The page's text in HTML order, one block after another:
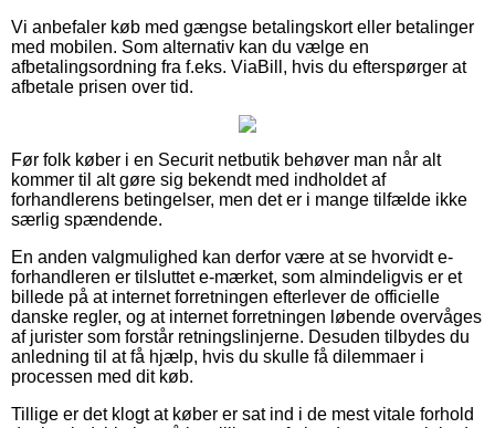
Vi anbefaler køb med gængse betalingskort eller betalinger
med mobilen. Som alternativ kan du vælge en
afbetalingsordning fra f.eks. ViaBill, hvis du efterspørger at
afbetale prisen over tid.
Før folk køber i en Securit netbutik behøver man når alt
kommer til alt gøre sig bekendt med indholdet af
forhandlerens betingelser, men det er i mange tilfælde ikke
særlig spændende.
En anden valgmulighed kan derfor være at se hvorvidt e-
forhandleren er tilsluttet e-mærket, som almindeligvis er et
billede på at internet forretningen efterlever de officielle
danske regler, og at internet forretningen løbende overvåges
af jurister som forstår retningslinjerne. Desuden tilbydes du
anledning til at få hjælp, hvis du skulle få dilemmaer i
processen med dit køb.
Tillige er det klogt at køber er sat ind i de mest vitale forhold